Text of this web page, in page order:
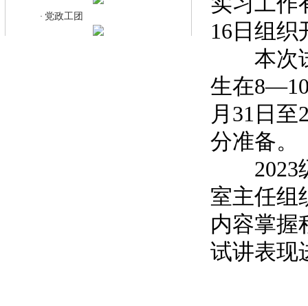
· 党政工团
16日组织
本次试
生在
月31日
分准备。
2023级
室主任组
内容掌握
试讲表现